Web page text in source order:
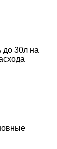
до 30л на